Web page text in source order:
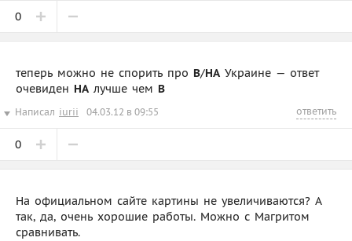
0
теперь можно не спорить про В/НА Украине — ответ
очевиден НА лучше чем В
Написал iurii 04.03.12 в 09:55 ответить
0
На официальном сайте картины не увеличиваются? А
так, да, очень хорошие работы. Можно с Магритом
сравнивать.